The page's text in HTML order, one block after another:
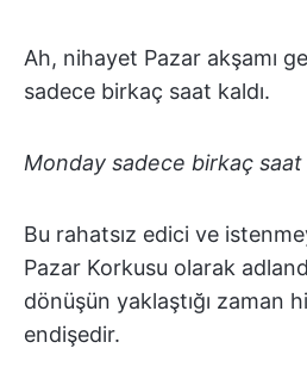
Ah, nihayet Pazar akşamı
sadece birkaç saat kaldı.
Monday sadece birkaç saat
Bu rahatsız edici ve
Pazar Korkusu olarak
dönüşün yaklaştığı zaman
endişedir.